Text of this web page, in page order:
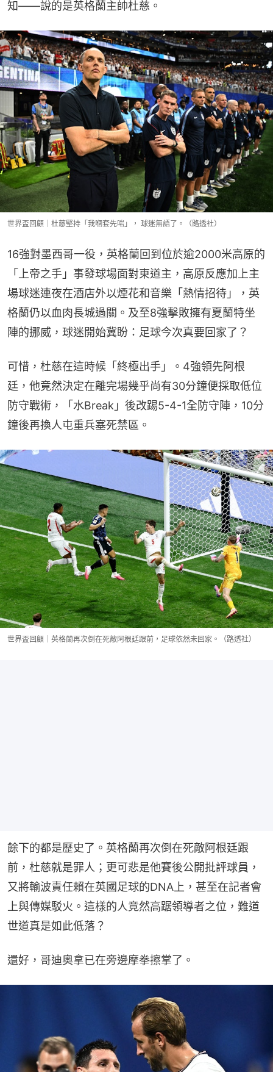
知——說的是英格蘭主帥杜慈。
世界盃回顧｜杜慈堅持「我嗰套先啱」， 球迷無語了。（路透社）
16強對墨西哥一役，英格蘭回到位於逾2000米高原的
「上帝之手」事發球場面對東道主，高原反應加上主
場球迷連夜在酒店外以煙花和音樂「熱情招待」，英
格蘭仍以血肉長城過關。及至8強擊敗擁有夏蘭特坐
陣的挪威，球迷開始冀盼：足球今次真要回家了？
可惜，杜慈在這時候「終極出手」。4強領先阿根
廷，他竟然決定在離完場幾乎尚有30分鐘便採取低位
防守戰術，「水Break」後改踢5-4-1全防守陣，10分
鐘後再換人屯重兵塞死禁區。
世界盃回顧｜英格蘭再次倒在死敵阿根廷跟前，足球依然未回家。（路透社）
餘下的都是歷史了。英格蘭再次倒在死敵阿根廷跟
前，杜慈就是罪人；更可悲是他賽後公開批評球員，
又將輸波責任賴在英國足球的DNA上，甚至在記者會
上與傳媒駁火。這樣的人竟然高踞領導者之位，難道
世道真是如此低落？
還好，哥迪奧拿已在旁邊摩拳擦掌了。